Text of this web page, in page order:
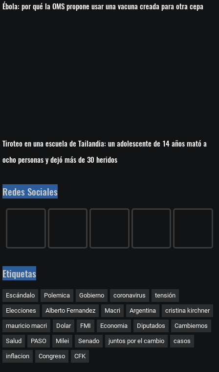
Ébola: por qué la OMS propone usar una vacuna creada para otra cepa
Tiroteo en una escuela de Tailandia: un adolescente de 14 años mató a
ocho personas y dejó más de 30 heridos
Redes Sociales
Etiquetas
Escándalo Polemica Gobierno coronavirus tensión
Elecciones Alberto Fernandez Macri Argentina cristina kirchner
mauricio macri Dolar FMI Economia Diputados Cambiemos
Salud PASO Milei Senado juntos por el cambio casos
inflacion Congreso CFK